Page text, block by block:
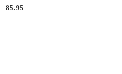
Cena:
85.95